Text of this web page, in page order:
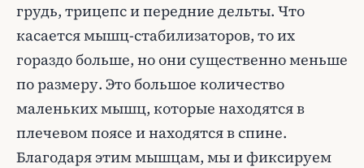
грудь, трицепс и передние дельты. Что
касается мышц-стабилизаторов, то их
гораздо больше, но они существенно меньше
по размеру. Это большое количество
маленьких мышц, которые находятся в
плечевом поясе и находятся в спине.
Благодаря этим мышцам, мы и фиксируем